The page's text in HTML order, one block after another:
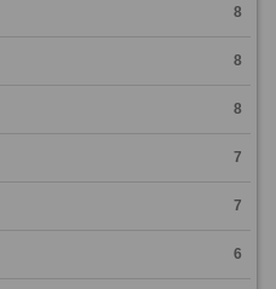
8
8
8
7
7
6